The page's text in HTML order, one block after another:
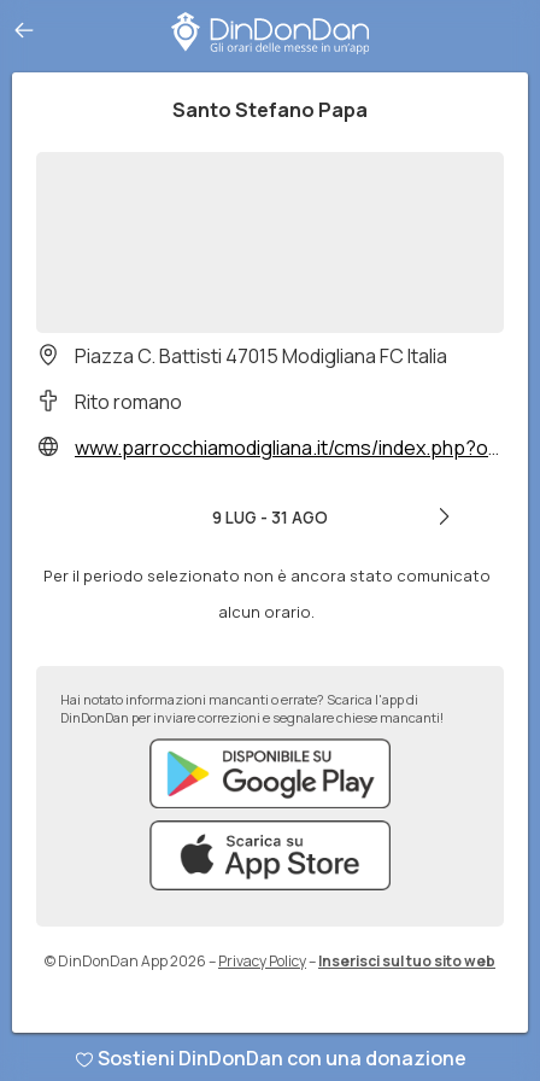
Santo Stefano Papa
Piazza C. Battisti 47015 Modigliana FC Italia
Rito romano
www.parrocchiamodigliana.it/cms/index.php?option=com_frontpage&Itemid=1
9 LUG - 31 AGO
Per il periodo selezionato non è ancora stato comunicato
alcun orario.
Hai notato informazioni mancanti o errate? Scarica l'app di
DinDonDan per inviare correzioni e segnalare chiese mancanti!
© DinDonDan App 2026–Privacy Policy–Inserisci sul tuo sito web
Sostieni DinDonDan con una donazione